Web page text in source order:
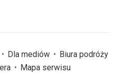
Dla mediów
Biura podróży
Mapa serwisu